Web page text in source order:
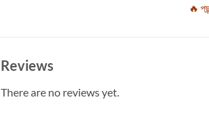
🔥
Reviews
There are no reviews yet.